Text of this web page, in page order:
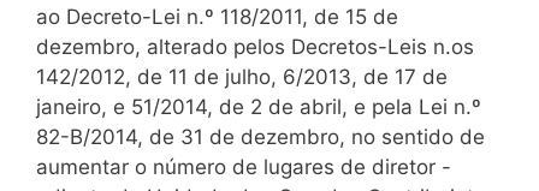
ao Decreto-Lei n.º 118/2011, de 15 de
dezembro, alterado pelos Decretos-Leis n.os
142/2012, de 11 de julho, 6/2013, de 17 de
janeiro, e 51/2014, de 2 de abril, e pela Lei n.º
82-B/2014, de 31 de dezembro, no sentido de
aumentar o número de lugares de diretor -